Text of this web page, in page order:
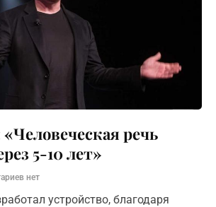
речь
5-10 лет»
нет
устройство, благодаря